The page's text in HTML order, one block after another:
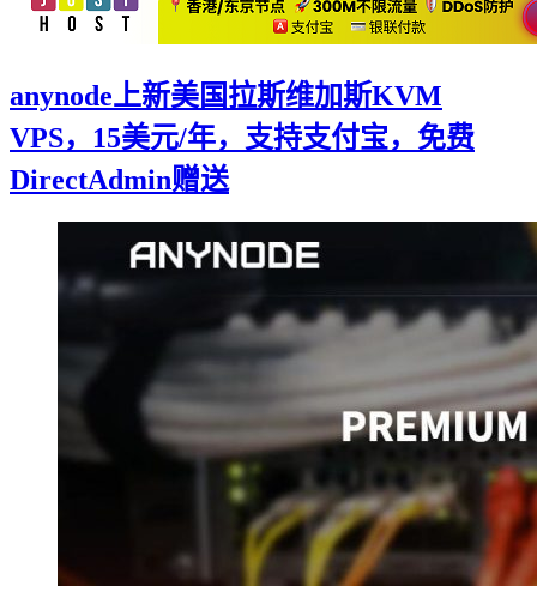
anynode上新美国拉斯维加斯KVM
VPS，15美元/年，支持支付宝，免费
DirectAdmin赠送